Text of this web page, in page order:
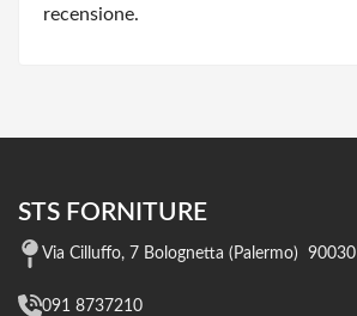
recensione.
STS FORNITURE
Via Cilluffo, 7 Bolognetta (Palermo) 90030
091 8737210